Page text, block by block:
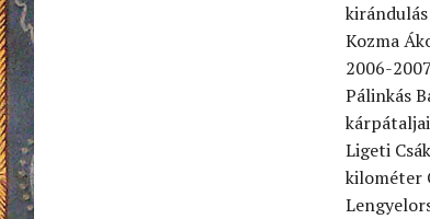
Kozma
2006-2007
Pálinkás
Ligeti
kilométer